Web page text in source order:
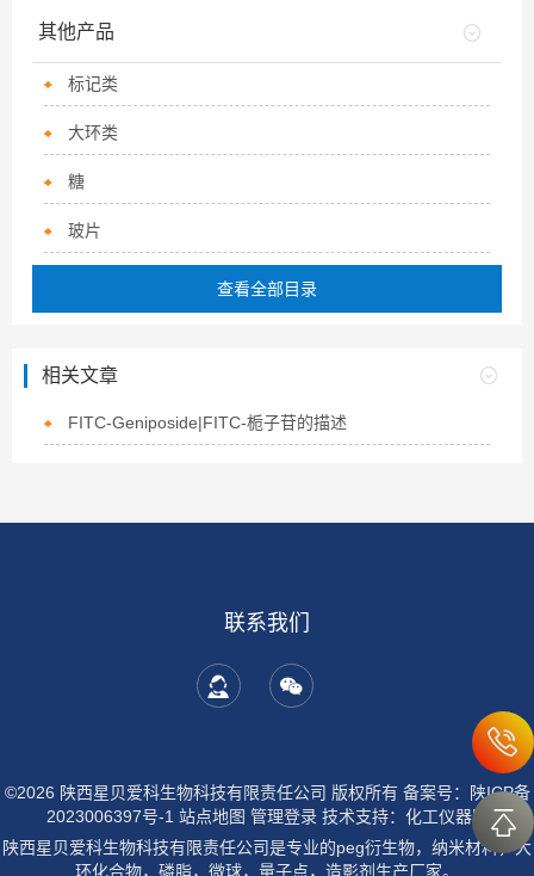
其他产品
标记类
大环类
糖
玻片
查看全部目录
相关文章
FITC-Geniposide|FITC-栀子苷的描述
联系我们
©2026 陕西星贝爱科生物科技有限责任公司 版权所有 备案号：陕ICP备
2023006397号-1 站点地图 管理登录技术支持： 化工仪器网
陕西星贝爱科生物科技有限责任公司是专业的peg衍生物，纳米材料，大
环化合物，磷脂，微球，量子点，造影剂生产厂家。